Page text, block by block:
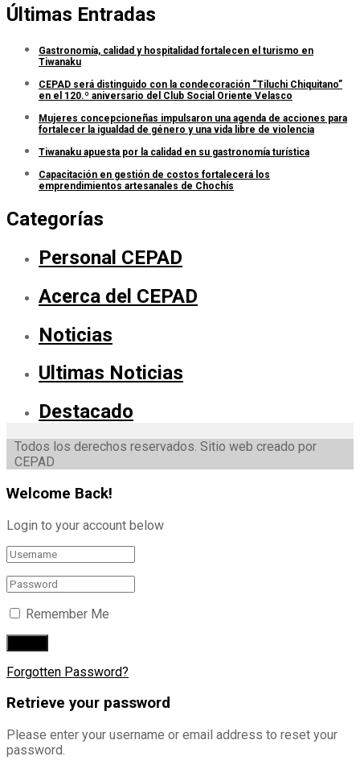
Últimas Entradas
Gastronomía, calidad y hospitalidad fortalecen el turismo en
Tiwanaku
CEPAD será distinguido con la condecoración “Tiluchi Chiquitano”
en el 120.º aniversario del Club Social Oriente Velasco
Mujeres concepcioneñas impulsaron una agenda de acciones para
fortalecer la igualdad de género y una vida libre de violencia
Tiwanaku apuesta por la calidad en su gastronomía turística
Capacitación en gestión de costos fortalecerá los
emprendimientos artesanales de Chochís
Categorías
Personal CEPAD
Acerca del CEPAD
Noticias
Ultimas Noticias
Destacado
Todos los derechos reservados. Sitio web creado por
CEPAD
Welcome Back!
Login to your account below
Remember Me
Forgotten Password?
Retrieve your password
Please enter your username or email address to reset your
password.